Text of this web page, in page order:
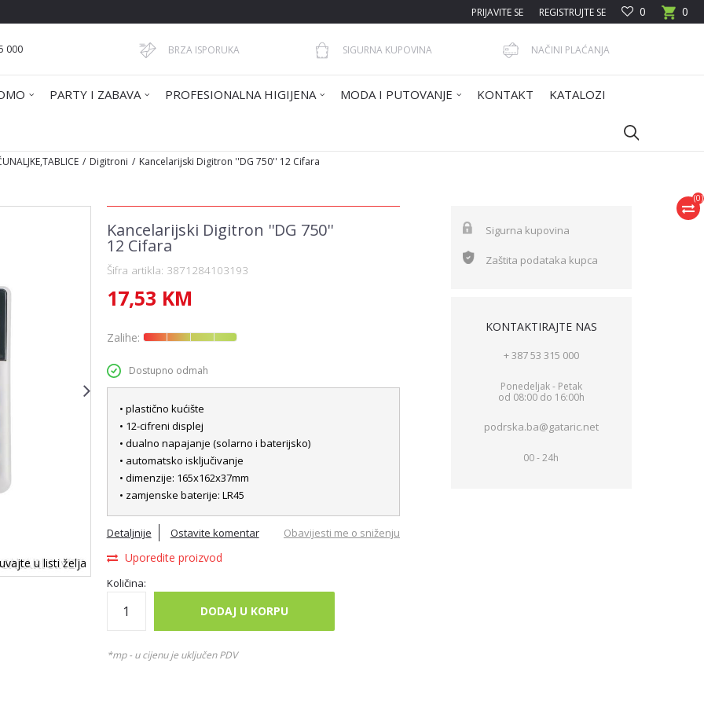
0
0
PRIJAVITE SE REGISTRUJTE SE
000 BRZA ISPORUKA SIGURNA KUPOVINA NAČINI PLAĆANJA
PARTY I ZABAVA PROFESIONALNA HIGIJENA MODA I PUTOVANJE KONTAKT KATALOZI
(0)
Digitroni Kancelarijski Digitron ''DG 750'' 12 Cifara
u listi želja
Kancelarijski Digitron ''DG 750''
12 Cifara
Šifra artikla: 3871284103193
17,53 KM
Zalihe:
Dostupno odmah
• plastično kućište
• 12-cifreni displej
• dualno napajanje (solarno i baterijsko)
• automatsko isključivanje
• dimenzije: 165x162x37mm
• zamjenske baterije: LR45
Detaljnije Ostavite komentar
Uporedite proizvod
Obavijesti me o sniženju
Količina:
DODAJ U KORPU
*mp - u cijenu je uključen PDV
Sigurna kupovina
Zaštita podataka kupca
KONTAKTIRAJTE NAS
+ 387 53 315 000
Ponedeljak - Petak
od 08:00 do 16:00h
podrska.ba@gataric.net
00 - 24h